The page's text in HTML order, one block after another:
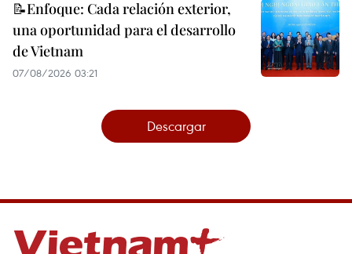
📝Enfoque: Cada relación exterior,
una oportunidad para el desarrollo
de Vietnam
07/08/2026 03:21
Descargar